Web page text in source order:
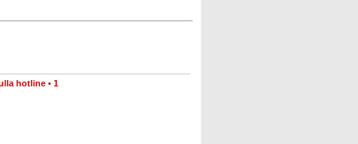
hotline • 1